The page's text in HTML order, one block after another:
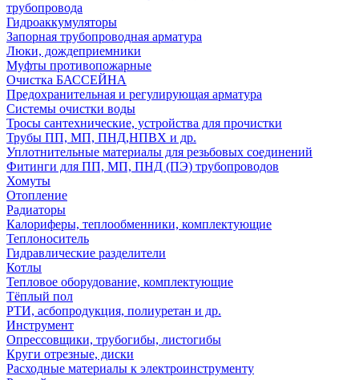
трубопровода
Гидроаккумуляторы
Запорная трубопроводная арматура
Люки, дождеприемники
Муфты противопожарные
Очистка БАССЕЙНА
Предохранительная и регулирующая арматура
Системы очистки воды
Тросы сантехнические, устройства для прочистки
Трубы ПП, МП, ПНД,НПВХ и др.
Уплотнительные материалы для резьбовых соединений
Фитинги для ПП, МП, ПНД (ПЭ) трубопроводов
Хомуты
Отопление
Радиаторы
Калориферы, теплообменники, комплектующие
Теплоноситель
Гидравлические разделители
Котлы
Тепловое оборудование, комплектующие
Тёплый пол
РТИ, асбопродукция, полиуретан и др.
Инструмент
Опрессовщики, трубогибы, листогибы
Круги отрезные, диски
Расходные материалы к электроинструменту